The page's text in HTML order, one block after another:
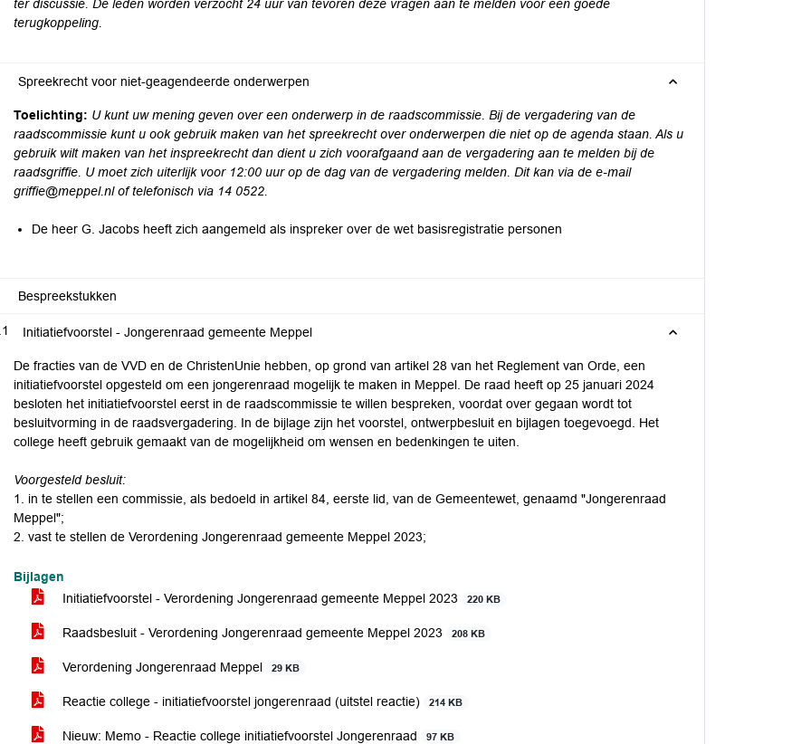
ter discussie. De leden worden verzocht 24 uur van tevoren deze vragen aan te melden voor een goede
terugkoppeling.
Spreekrecht voor niet-geagendeerde onderwerpen
Toelichting: U kunt uw mening geven over een onderwerp in de raadscommissie. Bij de vergadering van de
raadscommissie kunt u ook gebruik maken van het spreekrecht over onderwerpen die niet op de agenda staan. Als u
gebruik wilt maken van het inspreekrecht dan dient u zich voorafgaand aan de vergadering aan te melden bij de
raadsgriffie. U moet zich uiterlijk voor 12:00 uur op de dag van de vergadering melden. Dit kan via de e-mail
griffie@meppel.nl of telefonisch via 14 0522.
De heer G. Jacobs heeft zich aangemeld als inspreker over de wet basisregistratie personen
Bespreekstukken
Initiatiefvoorstel - Jongerenraad gemeente Meppel
De fracties van de VVD en de ChristenUnie hebben, op grond van artikel 28 van het Reglement van Orde, een
initiatiefvoorstel opgesteld om een jongerenraad mogelijk te maken in Meppel. De raad heeft op 25 januari 2024
besloten het initiatiefvoorstel eerst in de raadscommissie te willen bespreken, voordat over gegaan wordt tot
besluitvorming in de raadsvergadering. In de bijlage zijn het voorstel, ontwerpbesluit en bijlagen toegevoegd. Het
college heeft gebruik gemaakt van de mogelijkheid om wensen en bedenkingen te uiten.
Voorgesteld besluit:
1. in te stellen een commissie, als bedoeld in artikel 84, eerste lid, van de Gemeentewet, genaamd "Jongerenraad
Meppel";
2. vast te stellen de Verordening Jongerenraad gemeente Meppel 2023;
Bijlagen
Initiatiefvoorstel - Verordening Jongerenraad gemeente Meppel 2023
220 KB
Raadsbesluit - Verordening Jongerenraad gemeente Meppel 2023 208 KB
Verordening Jongerenraad Meppel 29 KB
Reactie college - initiatiefvoorstel jongerenraad (uitstel reactie) 214 KB
Nieuw: Memo - Reactie college initiatiefvoorstel Jongerenraad 97 KB